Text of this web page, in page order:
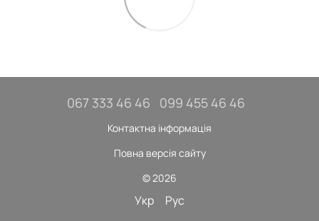
067 333 46 46 099 455 46 46
Контактна інформація
Повна версія сайту
© 2026
Укр Рус